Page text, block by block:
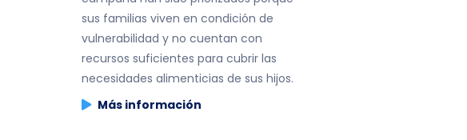
sus familias viven en condición de
vulnerabilidad y no cuentan con
recursos suficientes para cubrir las
necesidades alimenticias de sus hijos.
Más información